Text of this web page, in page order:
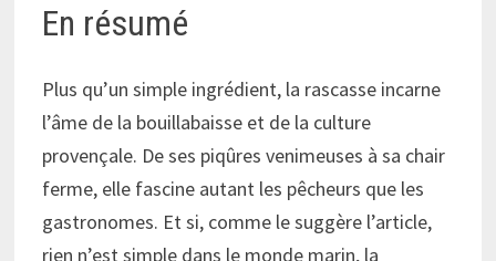
En résumé
Plus qu’un simple ingrédient, la rascasse incarne
l’âme de la bouillabaisse et de la culture
provençale. De ses piqûres venimeuses à sa chair
ferme, elle fascine autant les pêcheurs que les
gastronomes. Et si, comme le suggère l’article,
rien n’est simple dans le monde marin, la